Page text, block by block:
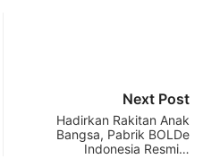
Next Post
Hadirkan Rakitan Anak
Bangsa, Pabrik BOLDe
Indonesia Resmi…